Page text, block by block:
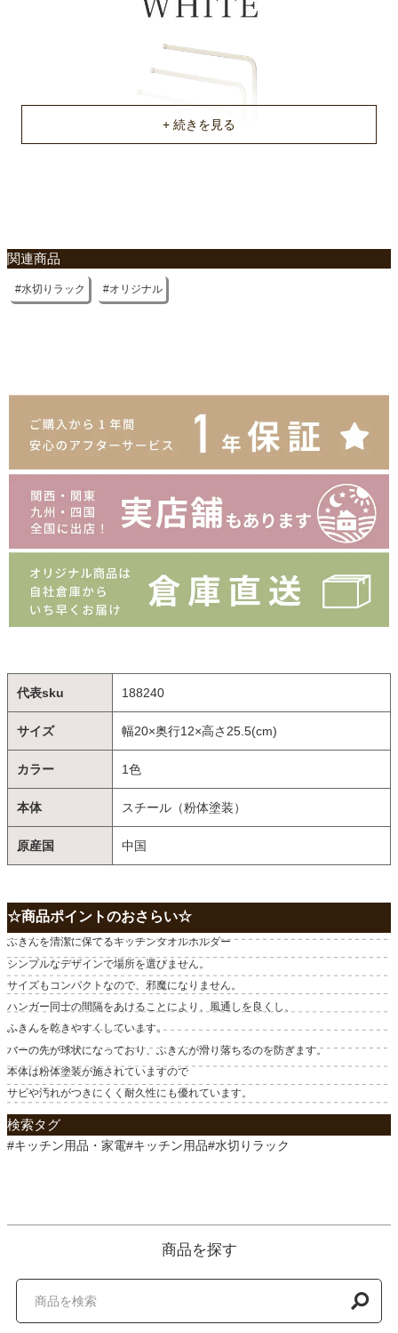
関連商品
水切りラック オリジナル
代表sku 188240
サイズ 幅20×奥行12×高さ25.5(cm)
カラー 1色
本体 スチール（粉体塗装）
原産国 中国
☆商品ポイントのおさらい☆
ふきんを清潔に保てるキッチンタオルホルダー
シンプルなデザインで場所を選びません。
サイズもコンパクトなので、邪魔になりません。
ハンガー同士の間隔をあけることにより、風通しを良くし、
ふきんを乾きやすくしています。
バーの先が球状になっており、ふきんが滑り落ちるのを防ぎます。
本体は粉体塗装が施されていますので
サビや汚れがつきにくく耐久性にも優れています。
検索タグ
#キッチン用品・家電#キッチン用品#水切りラック
商品を探す